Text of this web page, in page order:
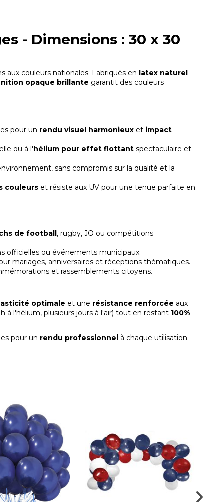
- Dimensions : 30 x 30
aux couleurs nationales. Fabriqués en latex naturel
opaque brillante garantit des couleurs
pour un rendu visuel harmonieux et impact
ou à l'hélium pour effet flottant spectaculaire et
sans compromis sur la qualité et la
couleurs et résiste aux UV pour une tenue parfaite en
de football, rugby, JO ou compétitions
officielles ou événements municipaux.
mariages, anniversaires et réceptions thématiques.
et rassemblements citoyens.
optimale et une résistance renforcée aux
à l'hélium, plusieurs jours à l'air) tout en restant 100%
pour un rendu professionnel à chaque utilisation.